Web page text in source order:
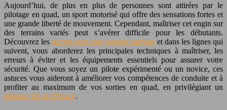
Aujourd’hui, de plus en plus de personnes sont attirées par le
pilotage en quad, un sport motorisé qui offre des sensations fortes et
une grande liberté de mouvement. Cependant, maîtriser cet engin sur
des terrains variés peut s’avérer difficile pour les débutants.
Découvrez les secrets pour une journée parfaite et dans les lignes qui
suivent, vous aborderez les principales techniques à maîtriser, les
erreurs à éviter et les équipements essentiels pour assurer votre
sécurité. Que vous soyez un pilote expérimenté ou un novice, ces
astuces vous aideront à améliorer vos compétences de conduite et à
profiter au maximum de vos sorties en quad, en privilégiant un
pilotage sûr et efficace.